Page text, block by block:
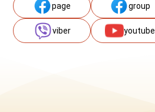
page group
viber youtube